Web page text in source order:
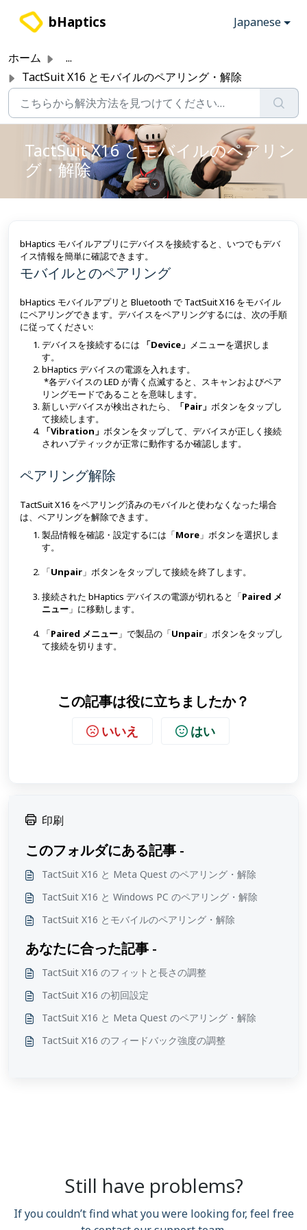
bHaptics Japanese
ホーム
...
TactSuit X16 とモバイルのペアリング・解除
TactSuit X16 とモバイルのペアリン
グ・解除
bHaptics モバイルアプリにデバイスを接続すると、いつでもデバ
イス情報を簡単に確認できます。
モバイルとのペアリング
bHaptics モバイルアプリと Bluetooth で TactSuit X16 をモバイル
にペアリングできます。デバイスをペアリングするには、次の手順
に従ってください:
デバイスを接続するには
「Device」 メニューを選択しま
す。
bHaptics デバイスの電源を入れます。
*各デバイスの LED が青く点滅すると、スキャンおよびペア
リングモードであることを意味します。
新しいデバイスが検出されたら、
「Pair」 ボタンをタップし
て接続します。
「Vibration」 ボタンをタップして、デバイスが正しく接続
されハプティックが正常に動作するか確認します。
ペアリング解除
TactSuit X16 をペアリング済みのモバイルと使わなくなった場合
は、ペアリングを解除できます。
製品情報を確認・設定するには「More 」ボタンを選択しま
す。
「Unpair 」ボタンをタップして接続を終了します。
接続された bHaptics デバイスの電源が切れると「Paired メ
ニュー 」に移動します。
「Paired メニュー 」で製品の「Unpair 」ボタンをタップし
て接続を切ります。
この記事は役に立ちましたか？
いいえ はい
印刷
このフォルダにある記事 -
TactSuit X16 と Meta Quest のペアリング・解除
TactSuit X16 と Windows PC のペアリング・解除
TactSuit X16 とモバイルのペアリング・解除
あなたに合った記事 -
TactSuit X16 のフィットと長さの調整
TactSuit X16 の初回設定
TactSuit X16 と Meta Quest のペアリング・解除
TactSuit X16 のフィードバック強度の調整
Still have problems?
If you couldn’t find what you were looking for, feel free